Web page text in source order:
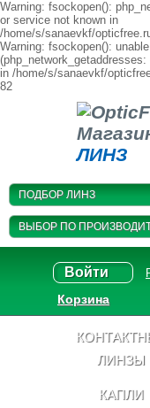
Warning: fsockopen():
or service not known in
/home/s/sanaevkf/
Warning: fsockopen():
in /home/s/sanaevkf/
82
ЛИНЗ
ПОДБОР ЛИНЗ
ВЫБОР ПО
Войти
Корзина
ЛИНЗЫ
КАПЛИ